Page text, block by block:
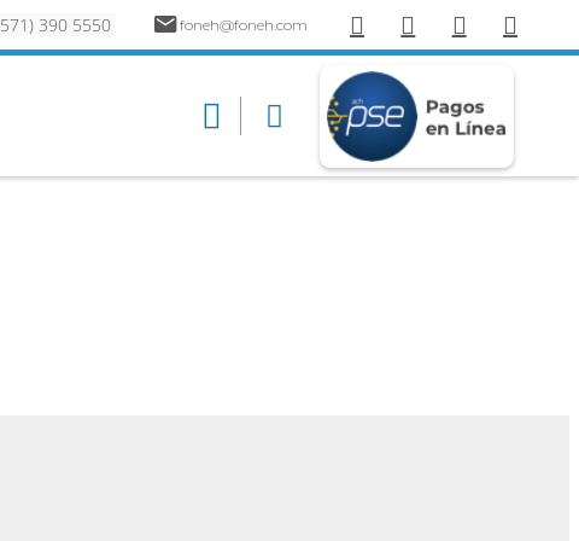
571) 390 5550 foneh@foneh.com